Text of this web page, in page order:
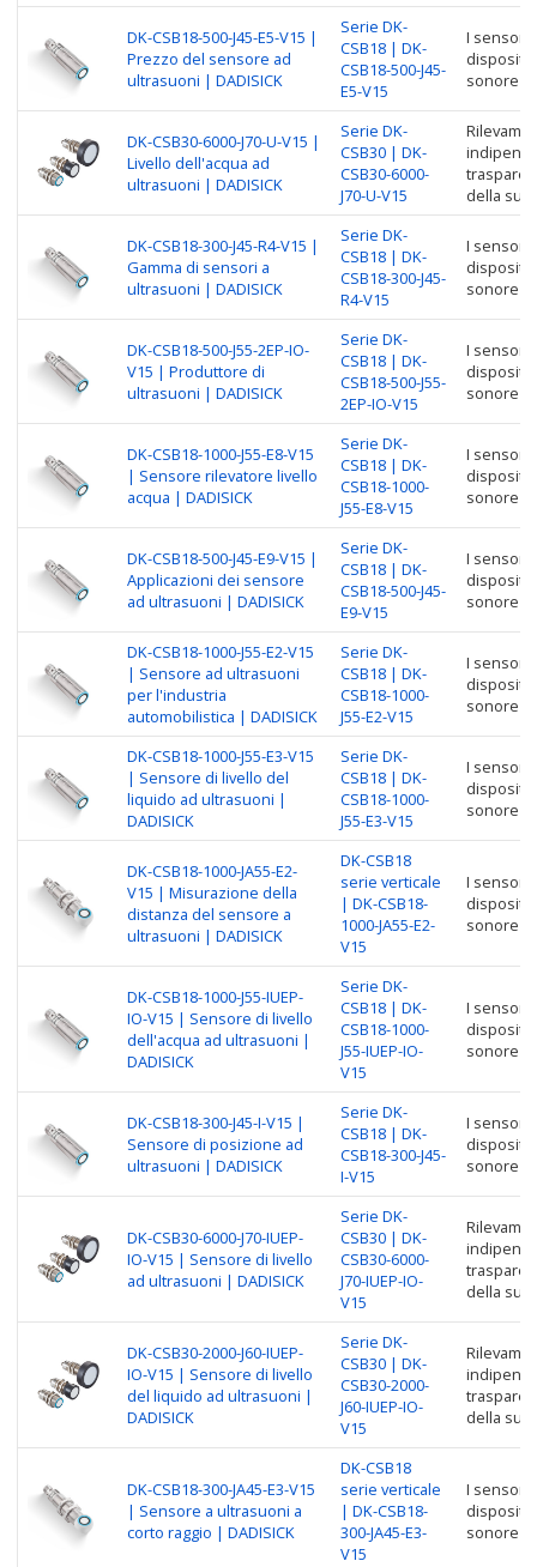
DK-CSB18-500-J45-E5-V15 |
Prezzo del sensore ad
ultrasuoni | DADISICK
Serie DK-
CSB18 | DK-
CSB18-500-J45-
E5-V15
I sensori
sonore
DK-CSB30-6000-J70-U-V15 |
Livello dell'acqua ad
ultrasuoni | DADISICK
Serie DK-
CSB30 | DK-
CSB30-6000-
J70-U-V15
della
DK-CSB18-300-J45-R4-V15 |
Gamma di sensori a
ultrasuoni | DADISICK
Serie DK-
CSB18 | DK-
CSB18-300-J45-
R4-V15
I sensori
sonore
DK-CSB18-500-J55-2EP-IO-
V15 | Produttore di
ultrasuoni | DADISICK
Serie DK-
CSB18 | DK-
CSB18-500-J55-
2EP-IO-V15
I sensori
sonore
DK-CSB18-1000-J55-E8-V15
| Sensore rilevatore livello
acqua | DADISICK
Serie DK-
CSB18 | DK-
CSB18-1000-
J55-E8-V15
I sensori
sonore
DK-CSB18-500-J45-E9-V15 |
Applicazioni dei sensore
ad ultrasuoni | DADISICK
Serie DK-
CSB18 | DK-
CSB18-500-J45-
E9-V15
I sensori
sonore
DK-CSB18-1000-J55-E2-V15
| Sensore ad ultrasuoni
per l'industria
automobilistica | DADISICK
Serie DK-
CSB18 | DK-
CSB18-1000-
J55-E2-V15
I sensori
sonore
DK-CSB18-1000-J55-E3-V15
| Sensore di livello del
liquido ad ultrasuoni |
DADISICK
Serie DK-
CSB18 | DK-
CSB18-1000-
J55-E3-V15
I sensori
sonore
DK-CSB18-1000-JA55-E2-
V15 | Misurazione della
distanza del sensore a
ultrasuoni | DADISICK
DK-CSB18
serie verticale
| DK-CSB18-
1000-JA55-E2-
V15
I sensori
sonore
DK-CSB18-1000-J55-IUEP-
IO-V15 | Sensore di livello
dell'acqua ad ultrasuoni |
DADISICK
Serie DK-
CSB18 | DK-
CSB18-1000-
J55-IUEP-IO-
V15
I sensori
sonore
DK-CSB18-300-J45-I-V15 |
Sensore di posizione ad
ultrasuoni | DADISICK
Serie DK-
CSB18 | DK-
CSB18-300-J45-
I-V15
I sensori
sonore
DK-CSB30-6000-J70-IUEP-
IO-V15 | Sensore di livello
ad ultrasuoni | DADISICK
Serie DK-
CSB30 | DK-
CSB30-6000-
J70-IUEP-IO-
V15
della
DK-CSB30-2000-J60-IUEP-
IO-V15 | Sensore di livello
del liquido ad ultrasuoni |
DADISICK
Serie DK-
CSB30 | DK-
CSB30-2000-
J60-IUEP-IO-
V15
della
DK-CSB18-300-JA45-E3-V15
| Sensore a ultrasuoni a
corto raggio | DADISICK
DK-CSB18
serie verticale
| DK-CSB18-
300-JA45-E3-
V15
I sensori
sonore